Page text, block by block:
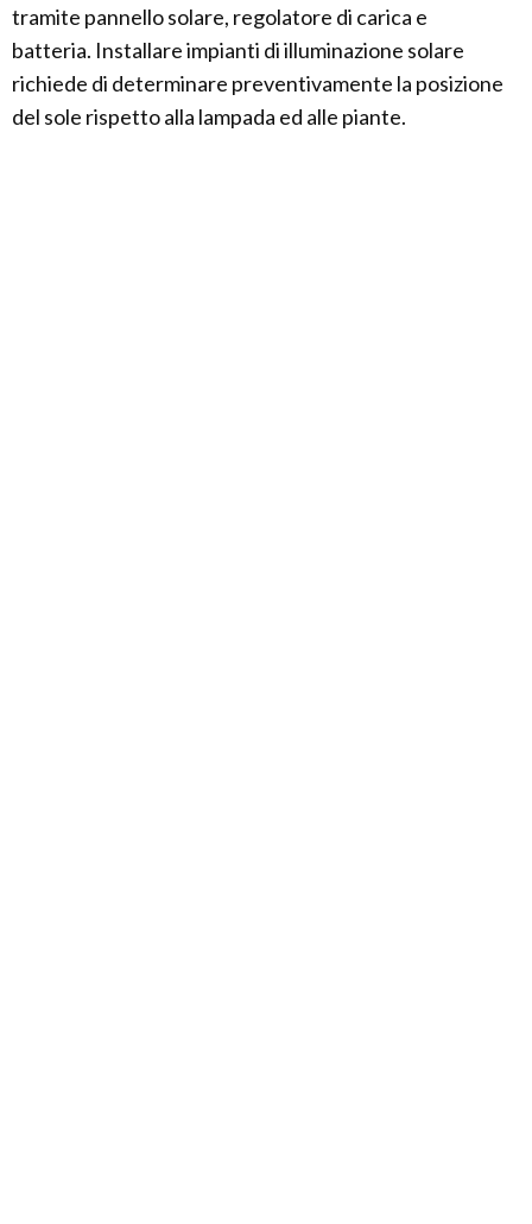
tramite pannello solare, regolatore di carica e
batteria. Installare impianti di illuminazione solare
richiede di determinare preventivamente la posizione
del sole rispetto alla lampada ed alle piante.